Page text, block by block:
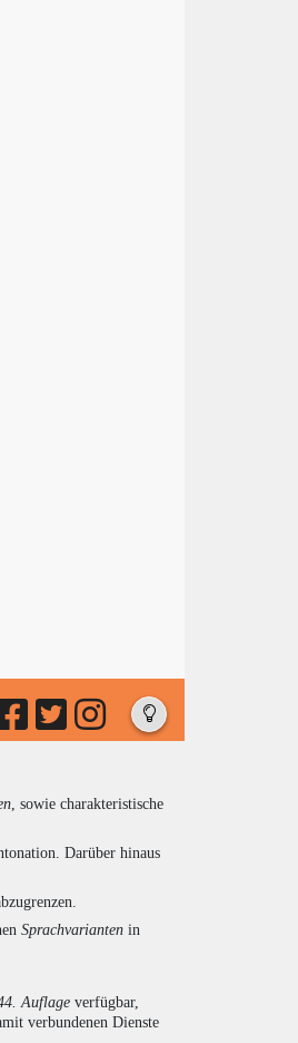
, sowie charakteristische
Darüber hinaus
Sprachvarianten in
Auflage verfügbar,
verbundenen Dienste